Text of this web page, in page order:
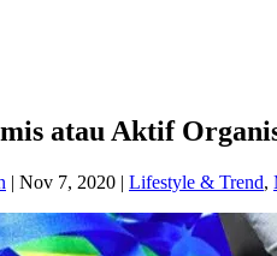
atau Aktif
| Nov 7, 2020 | Lifestyle & Trend,